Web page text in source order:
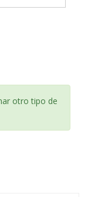
otro tipo de